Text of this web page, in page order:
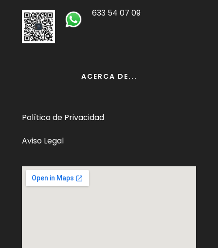
633 54 07 09
ACERCA DE...
Política de Privacidad
Aviso Legal